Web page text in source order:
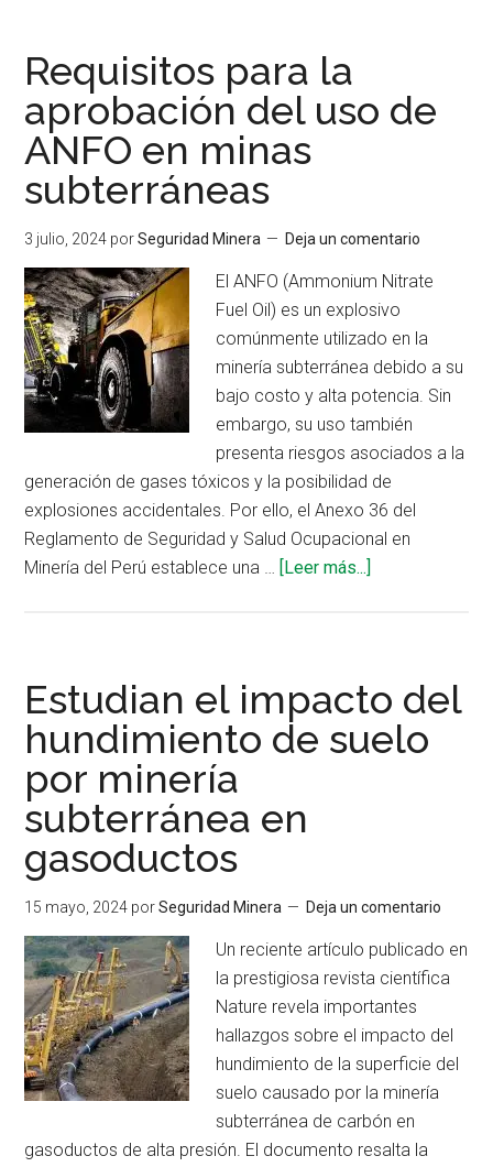
ventilación
Requisitos para la
aprobación del uso de
ANFO en minas
subterráneas
3 julio, 2024 porSeguridad Minera Deja un comentario
El ANFO (Ammonium Nitrate
Fuel Oil) es un explosivo
comúnmente utilizado en la
minería subterránea debido a su
bajo costo y alta potencia. Sin
embargo, su uso también
presenta riesgos asociados a la
generación de gases tóxicos y la posibilidad de
explosiones accidentales. Por ello, el Anexo 36 del
Reglamento de Seguridad y Salud Ocupacional en
Minería del Perú establece una … [Leer más...]
aprobación
del
subterráneas
Estudian el impacto del
hundimiento de suelo
por minería
subterránea en
gasoductos
15 mayo, 2024 porSeguridad Minera Deja un comentario
Un reciente artículo publicado en
la prestigiosa revista científica
Nature revela importantes
hallazgos sobre el impacto del
hundimiento de la superficie del
suelo causado por la minería
subterránea de carbón en
gasoductos de alta presión. El documento resalta la